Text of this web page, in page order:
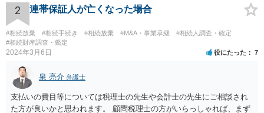
2 連帯保証人が亡くなった場合
#相続放棄 #相続手続き #相続放棄 #M&A・事業承継
#相続人調査・確定
#相続財産調査・鑑定
2024年3月6日 役にたった 7
泉 亮介 弁護士
支払いの費目等については税理士の先生や会計士の先生にご相談され
た方が良いかと思われます。 顧問税理士の方がいらっしゃれば、まず